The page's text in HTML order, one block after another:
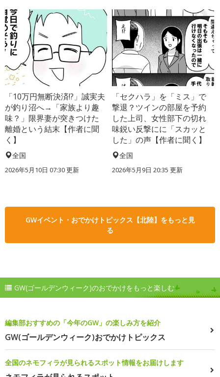
「10万円無断決済!?」誠実夫
が釣り沼へ→「家族より趣
味？」限界妻が突きつけた
離婚という結末【作者に聞
く】
全国
2026年5月10日 07:30 更新
「セクハラ」を「ミス」で
撃退？ツインの部屋を予約
した上司、女性部下の切れ
味鋭い反撃にに「スカッと
した」の声【作者に聞く】
全国
2026年5月9日 20:35 更新
GWイベント・おでかけトピックス【北陸】をもっと見
る
GW(ゴールデンウィーク)のおでかけをもっと楽しむ
編集部おすすめの「今年のGW」の楽しみ方を紹介
GW(ゴールデンウィーク)おでかけトピックス
全国のネモフィラが見られるスポット情報をお届けします